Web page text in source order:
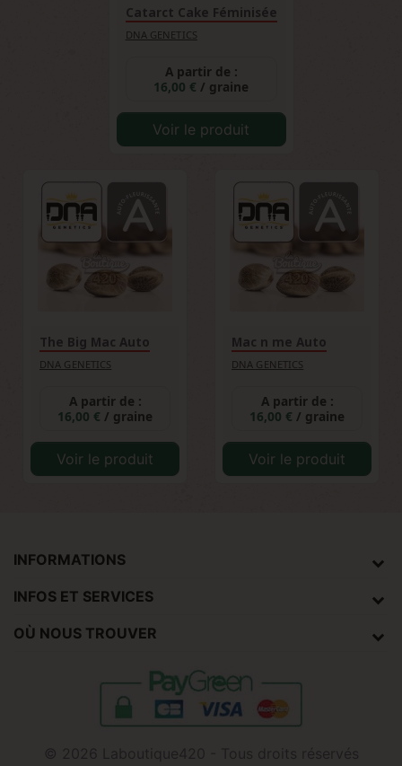
Catarct Cake Féminisée
DNA GENETICS
A partir de :
16,00 € / graine
Voir le produit
The Big Mac Auto
DNA GENETICS
A partir de :
16,00 € / graine
Voir le produit
Mac n me Auto
DNA GENETICS
A partir de :
16,00 € / graine
Voir le produit
INFORMATIONS
INFOS ET SERVICES
OÙ NOUS TROUVER